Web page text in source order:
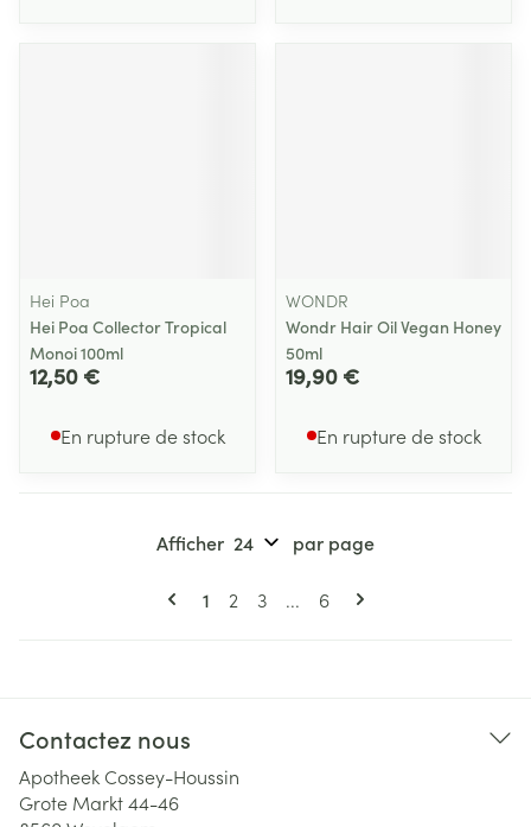
Hei Poa
Hei Poa Collector Tropical
Monoi 100ml
12,50 €
En rupture de stock
WONDR
Wondr Hair Oil Vegan Honey
50ml
19,90 €
En rupture de stock
Pages
Vous lisez actuellement la page
1 Page
2 Page
3 ... Page
6
Afficher par page
Contactez nous
Apotheek Cossey-Houssin
Grote Markt 44-46